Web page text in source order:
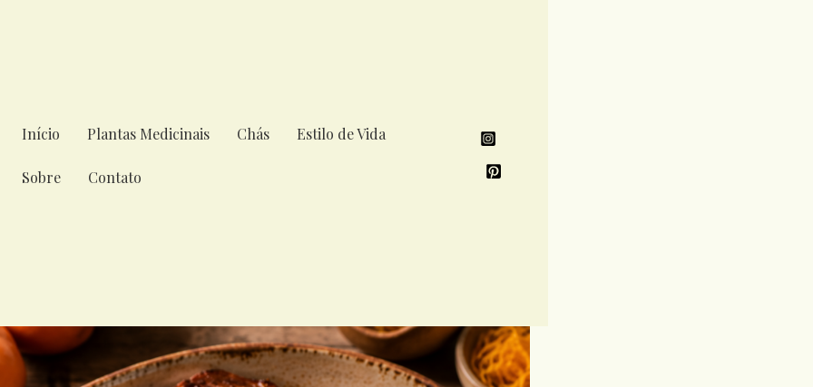
Início Plantas Medicinais Chás Estilo de Vida
Sobre Contato